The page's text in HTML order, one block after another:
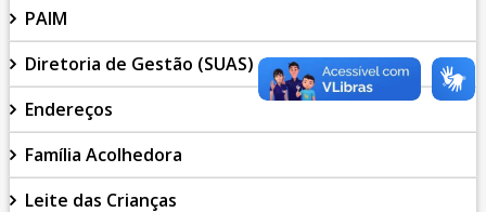
PAIM
Diretoria de Gestão (SUAS)
Endereços
Família Acolhedora
Leite das Crianças